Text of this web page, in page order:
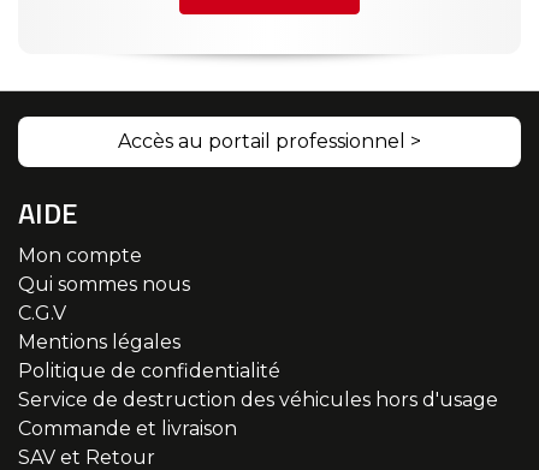
Accès au portail professionnel >
AIDE
Mon compte
Qui sommes nous
C.G.V
Mentions légales
Politique de confidentialité
Service de destruction des véhicules hors d'usage
Commande et livraison
SAV et Retour